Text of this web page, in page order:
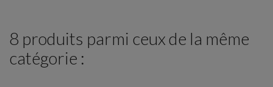
8 produits parmi ceux de la même
catégorie :